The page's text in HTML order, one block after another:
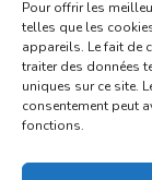
Pour offrir les
telles que les
appareils. Le fait de
traiter des données
uniques sur ce site.
consentement peut
fonctions.
du